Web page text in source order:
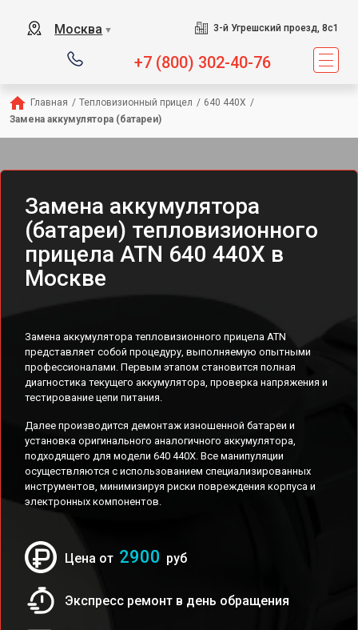
Москва ▼ 3-й Угрешский проезд, 8с1
+7 (800) 302-40-76
Главная / Тепловизионный прицел / 640 440X /
Замена аккумулятора (батареи)
Замена аккумулятора
(батареи) тепловизионного
прицела ATN 640 440X в
Москве
Замена аккумулятора тепловизионного прицела ATN
представляет собой процедуру, выполняемую опытными
профессионалами. Первым этапом становится полная
диагностика текущего аккумулятора, проверка напряжения и
тестирование цепи питания.
Далее производится демонтаж изношенной батареи и
установка оригинального аналогичного аккумулятора,
подходящего для модели 640 440X. Все манипуляции
осуществляются с использованием специализированных
инструментов, минимизируя риски повреждения корпуса и
электронных компонентов.
Цена от 2900 руб
Экспресс ремонт в день обращения